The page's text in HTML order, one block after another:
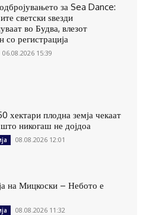
за Sea Dance:
светски ѕвезди
во Будва, влезот
со регистрација
06.08.2026 15:39
хектари плодна земја чекаат
никогаш не дојдоа
08.08.2026 12:01
на Мицкоски – Небото е
08.08.2026 11:32